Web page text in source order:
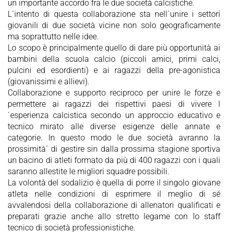
un importante accordo fra le due società calcistiche.
L´intento di questa collaborazione sta nell´unire i settori
giovanili di due società vicine non solo geograficamente
ma soprattutto nelle idee.
Lo scopo è principalmente quello di dare più opportunità ai
bambini della scuola calcio (piccoli amici, primi calci,
pulcini ed esordienti) e ai ragazzi della pre-agonistica
(giovanissimi e allievi).
Collaborazione e supporto reciproco per unire le forze e
permettere ai ragazzi dei rispettivi paesi di vivere l
´esperienza calcistica secondo un approccio educativo e
tecnico mirato alle diverse esigenze delle annate e
categorie. In questo modo le due società avranno la
prossimità´ di gestire sin dalla prossima stagione sportiva
un bacino di atleti formato da più di 400 ragazzi con i quali
saranno allestite le migliori squadre possibili.
La volontà del sodalizio è quella di porre il singolo giovane
atleta nelle condizioni di esprimere il meglio di sé
avvalendosi della collaborazione di allenatori qualificati e
preparati grazie anche allo stretto legame con lo staff
tecnico di società professionistiche.